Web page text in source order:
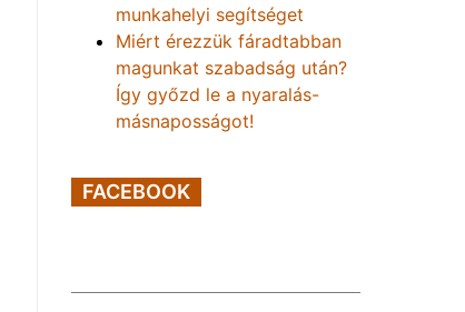
munkahelyi segítséget
Miért érezzük fáradtabban
magunkat szabadság után?
Így győzd le a nyaralás-
másnaposságot!
FACEBOOK